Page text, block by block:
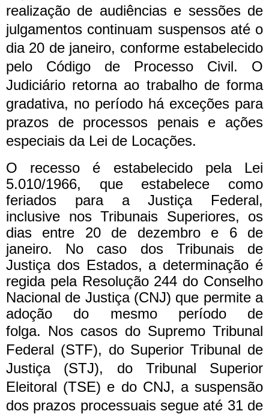
realização de audiências e sessões de
julgamentos continuam suspensos até o
dia 20 de janeiro, conforme estabelecido
pelo Código de Processo Civil. O
Judiciário retorna ao trabalho de forma
gradativa, no período há exceções para
prazos de processos penais e ações
especiais da Lei de Locações.
O recesso é estabelecido pela Lei
5.010/1966, que estabelece como
feriados para a Justiça Federal,
inclusive nos Tribunais Superiores, os
dias entre 20 de dezembro e 6 de
janeiro. No caso dos Tribunais de
Justiça dos Estados, a determinação é
regida pela Resolução 244 do Conselho
Nacional de Justiça (CNJ) que permite a
adoção do mesmo período de
folga. Nos casos do Supremo Tribunal
Federal (STF), do Superior Tribunal de
Justiça (STJ), do Tribunal Superior
Eleitoral (TSE) e do CNJ, a suspensão
dos prazos processuais segue até 31 de